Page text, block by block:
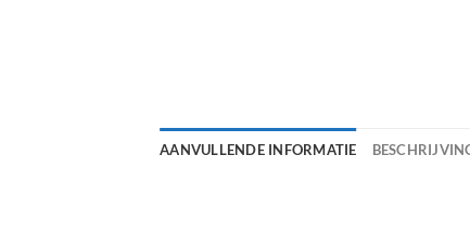
AANVULLENDE INFORMATIE